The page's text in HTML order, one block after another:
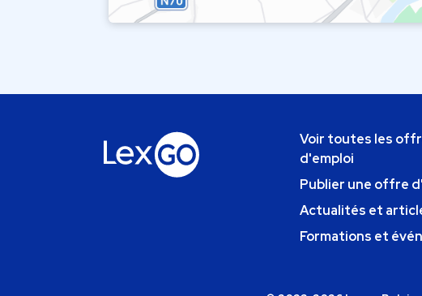
Voir toutes les
d'emploi
Publier une offre
Actualités et
Formations et